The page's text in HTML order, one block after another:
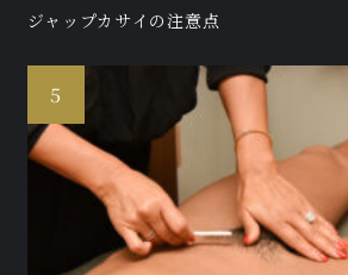
ジャップカサイの注意点